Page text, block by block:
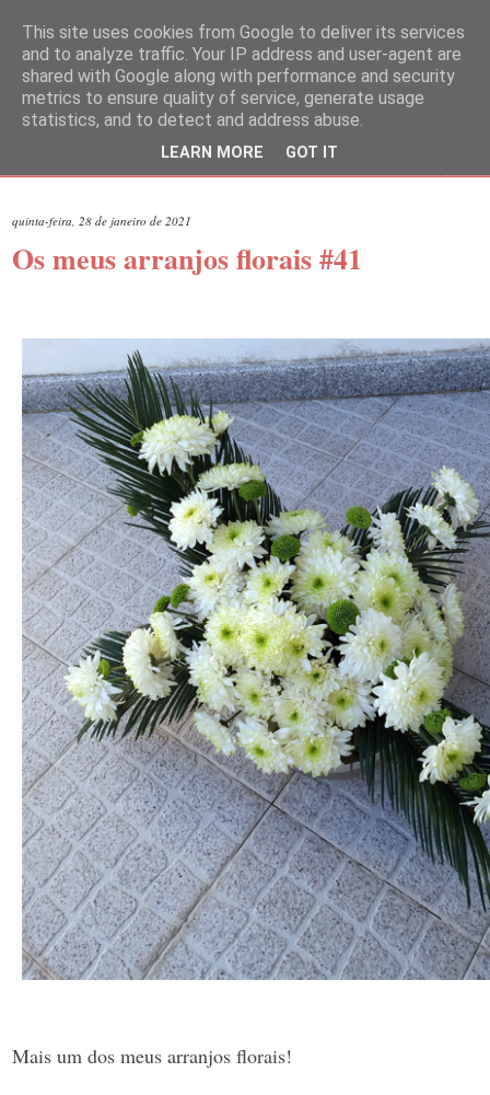
quinta-feira, 28 de janeiro de 2021
Os meus arranjos florais #41
Mais um dos meus arranjos florais!
This site uses cookies from Google to deliver its services
and to analyze traffic. Your IP address and user-agent are
shared with Google along with performance and security
metrics to ensure quality of service, generate usage
statistics, and to detect and address abuse.
LEARN MORE GOT IT